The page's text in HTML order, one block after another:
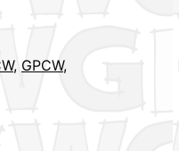
, GPCW,